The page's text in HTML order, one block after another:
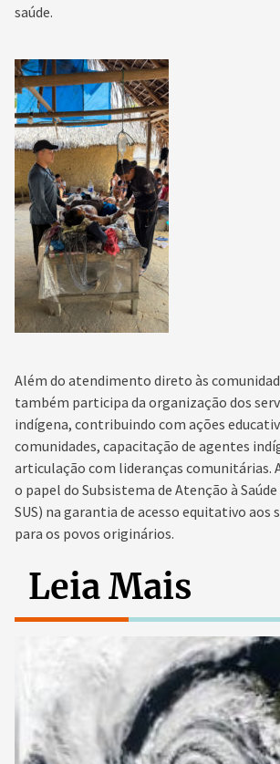
saúde.
Além do atendimento direto às
também participa da organização dos
indígena, contribuindo com ações
comunidades, capacitação de agentes
articulação com lideranças comunitárias.
o papel do Subsistema de Atenção à
SUS) na garantia de acesso equitativo aos
para os povos originários.
Leia Mais